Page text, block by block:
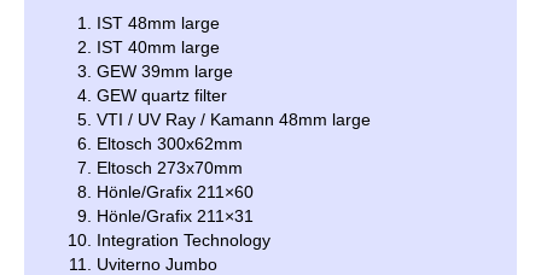
IST 48mm large
IST 40mm large
GEW 39mm large
GEW quartz filter
VTI / UV Ray / Kamann 48mm large
Eltosch 300x62mm
Eltosch 273x70mm
Hönle/Grafix 211×60
Hönle/Grafix 211×31
Integration Technology
Uviterno Jumbo